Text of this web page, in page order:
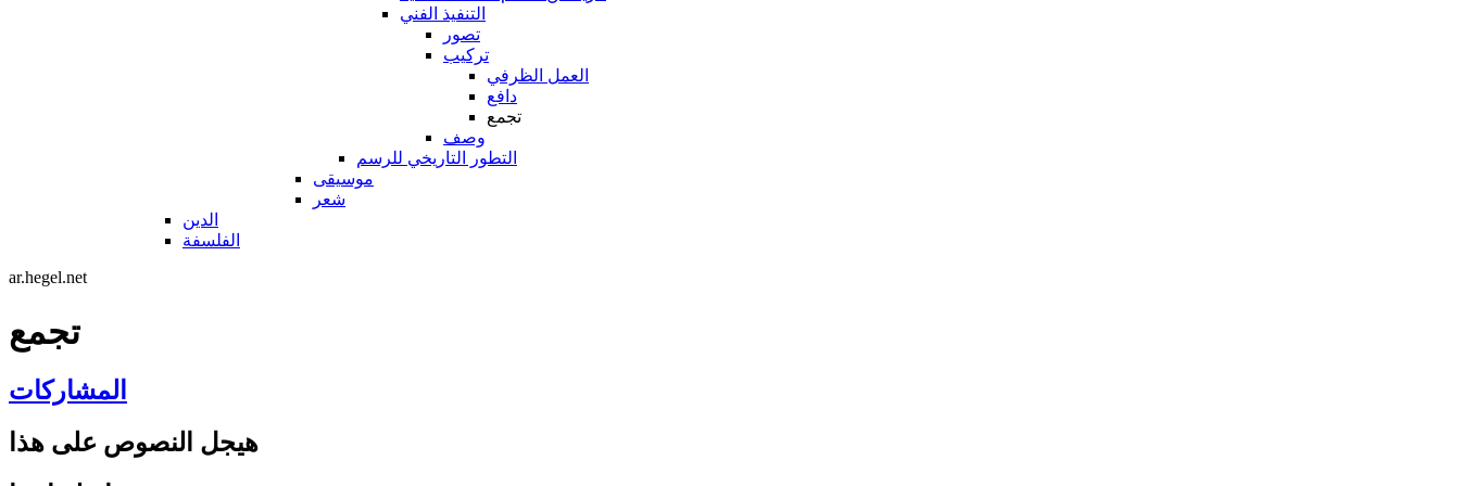
التنفيذ الفني
تصور
تركيب
العمل الظرفي
دافع
تجمع
وصف
التطور التاريخي للرسم
موسيقى
شعر
الدين
الفلسفة
ar.hegel.net
تجمع
المشاركات
هيجل النصوص على هذا